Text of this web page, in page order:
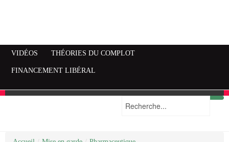
VIDÉOS THÉORIES DU COMPLOT
FINANCEMENT LIBÉRAL